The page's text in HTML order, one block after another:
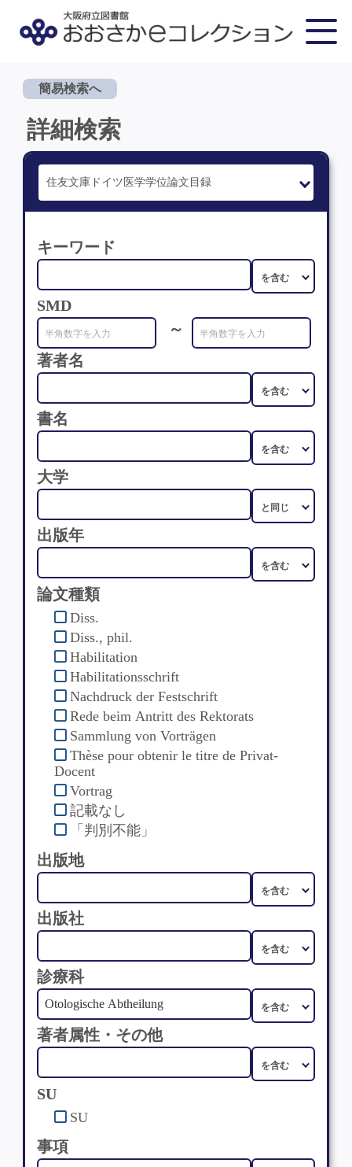
簡易検索へ
詳細検索
キーワード
SMD
～
著者名
書名
大学
出版年
論文種類
Diss.
Diss., phil.
Habilitation
Habilitationsschrift
Nachdruck der Festschrift
Rede beim Antritt des Rektorats
Sammlung von Vorträgen
Thèse pour obtenir le titre de Privat-
Docent
Vortrag
記載なし
「判別不能」
出版地
出版社
診療科
著者属性・その他
SU
SU
事項